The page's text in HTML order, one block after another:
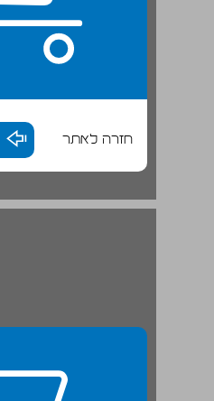
חזרה לאתר
חלק ראשון: הטכניקה של המדיטציה ... 27